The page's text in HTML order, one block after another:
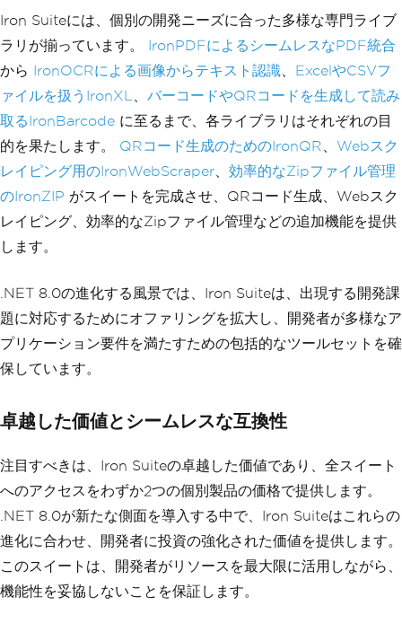
Iron Suiteには、個別の開発ニーズに合った多様な専門ライブ
ラリが揃っています。 IronPDFによるシームレスなPDF統合
から IronOCRによる画像からテキスト認識
ExcelやCSVフ
ァイルを扱うIronXL
バーコードやQRコードを生成して読み
取るIronBarcode に至るまで、各ライブラリはそれぞれの目
的を果たします。 QRコード生成のためのIronQR
Webスク
レイピング用のIronWebScraper
効率的なZipファイル管理
のIronZIP がスイートを完成させ、QRコード生成、Webスク
レイピング、効率的なZipファイル管理などの追加機能を提供
します。
.NET 8.0の進化する風景では、Iron Suiteは、出現する開発課
題に対応するためにオファリングを拡大し、開発者が多様なア
プリケーション要件を満たすための包括的なツールセットを確
保しています。
卓越した価値とシームレスな互換性
注目すべきは、Iron Suiteの卓越した価値であり、全スイート
へのアクセスをわずか2つの個別製品の価格で提供します。
.NET 8.0が新たな側面を導入する中で、Iron Suiteはこれらの
進化に合わせ、開発者に投資の強化された価値を提供します。
このスイートは、開発者がリソースを最大限に活用しながら、
機能性を妥協しないことを保証します。